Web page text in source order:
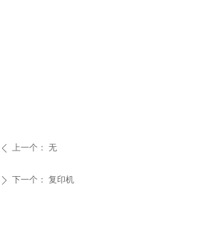
ꄴ 上一个： 无
ꄲ 下一个： 复印机